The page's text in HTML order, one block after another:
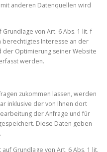
anderen Datenquellen wird
von Art. 6 Abs. 1 lit. f
berechtigtes Interesse an der
der Optimierung seiner Website
werden.
zukommen lassen, werden
inklusive der von Ihnen dort
der Anfrage und für
Diese Daten geben
Grundlage von Art. 6 Abs. 1 lit.